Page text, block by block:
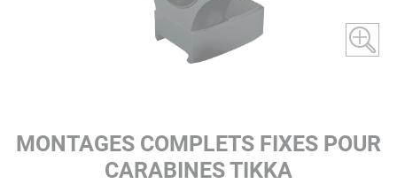
MONTAGES COMPLETS FIXES POUR
CARABINES TIKKA